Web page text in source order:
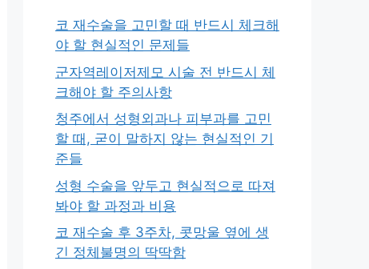
코 재수술을 고민할 때 반드시 체크해
야 할 현실적인 문제들
군자역레이저제모 시술 전 반드시 체
크해야 할 주의사항
청주에서 성형외과나 피부과를 고민
할 때, 굳이 말하지 않는 현실적인 기
준들
성형 수술을 앞두고 현실적으로 따져
봐야 할 과정과 비용
코 재수술 후 3주차, 콧망울 옆에 생
긴 정체불명의 딱딱함